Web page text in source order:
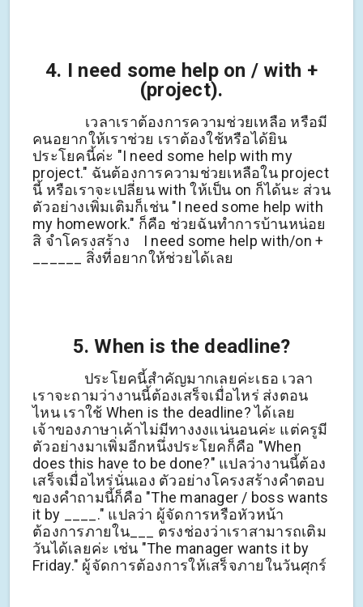
4. I need some help on / with +
(project).
เวลาเราต้องการความช่วยเหลือ หรือมี
คนอยากให้เราช่วย เราต้องใช้หรือได้ยิน
ประโยคนี้ค่ะ "I need some help with my
project." ฉันต้องการความช่วยเหลือใน project
นี้ หรือเราจะเปลี่ยน with ให้เป็น on ก็ได้นะ ส่วน
ตัวอย่างเพิ่มเติมก็เช่น "I need some help with
my homework." ก็คือ ช่วยฉันทำการบ้านหน่อย
สิ จำโครงสร้าง I need some help with/on +
______ สิ่งที่อยากให้ช่วยได้เลย
5. When is the deadline?
ประโยคนี้สำคัญมากเลยค่ะเธอ เวลา
เราจะถามว่างานนี้ต้องเสร็จเมื่อไหร่ ส่งตอน
ไหน เราใช้ When is the deadline? ได้เลย
เจ้าของภาษาเค้าไม่มีทางงงแน่นอนค่ะ แต่ครูมี
ตัวอย่างมาเพิ่มอีกหนึ่งประโยคก็คือ "When
does this have to be done?" แปลว่างานนี้ต้อง
เสร็จเมื่อไหร่นั่นเอง ตัวอย่างโครงสร้างคำตอบ
ของคำถามนี้ก็คือ "The manager / boss wants
it by ____." แปลว่า ผู้จัดการหรือหัวหน้า
ต้องการภายใน___ ตรงช่องว่าเราสามารถเติม
วันได้เลยค่ะ เช่น "The manager wants it by
Friday." ผู้จัดการต้องการให้เสร็จภายในวันศุกร์